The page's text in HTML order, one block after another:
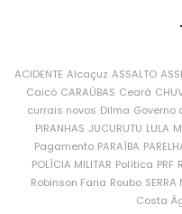
ACIDENTE Alcaçuz ASSALTO
Caicó CARAÚBAS Ceará
currais novos Dilma Governo
PIRANHAS JUCURUTU LULA
Pagamento PARAÍBA
POLÍCIA MILITAR Política PRF
Robinson Faria Roubo SERRA
Costa